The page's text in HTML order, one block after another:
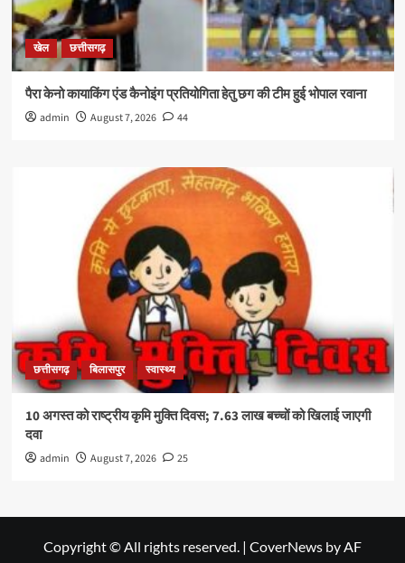
खेल छत्तीसगढ़
पैरा केनो कायाकिंग एंड कैनोइंग प्रतियोगिता हेतु छग की टीम हुई भोपाल रवाना
admin August 7, 2026 44
छत्तीसगढ़ बिलासपुर स्वास्थ्य
10 अगस्त को राष्ट्रीय कृमि मुक्ति दिवस; 7.63 लाख बच्चों को खिलाई जाएगी
दवा
admin August 7, 2026 25
Copyright © All rights reserved. | CoverNews by AF